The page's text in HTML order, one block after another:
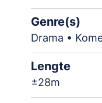
Genre(s)
Drama •
Lengte
±28m